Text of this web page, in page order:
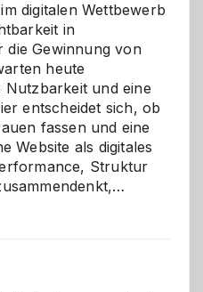
digitalen Wettbewerb
in
die Gewinnung von
heute
Nutzbarkeit und eine
entscheidet sich, ob
fassen und eine
Website als digitales
Struktur